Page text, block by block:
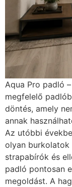
Aqua Pro padló
megfelelő
döntés, amely
annak
Az utóbbi
olyan burkolatok
strapabírók és
padló pontosan
megoldást. A